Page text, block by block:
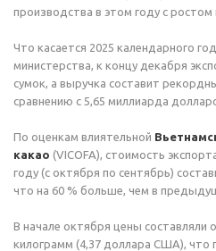
производства в этом году с
Что касается 2025 календарного
министерства, к концу декабря
сумок, а выручка составит
сравнению с 5,65 миллиарда
По оценкам влиятельной
какао (VICOFA), стоимость
году (с октября по сентябрь)
что на 60 % больше, чем в
В начале октября цены составляли
килограмм (4,37 доллара США), что